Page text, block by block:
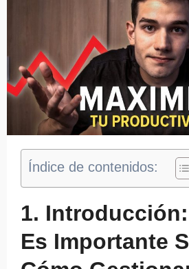
Índice de contenidos:
1.
Es Importante